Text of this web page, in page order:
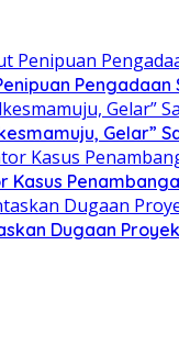
Gelar”
Dugaan